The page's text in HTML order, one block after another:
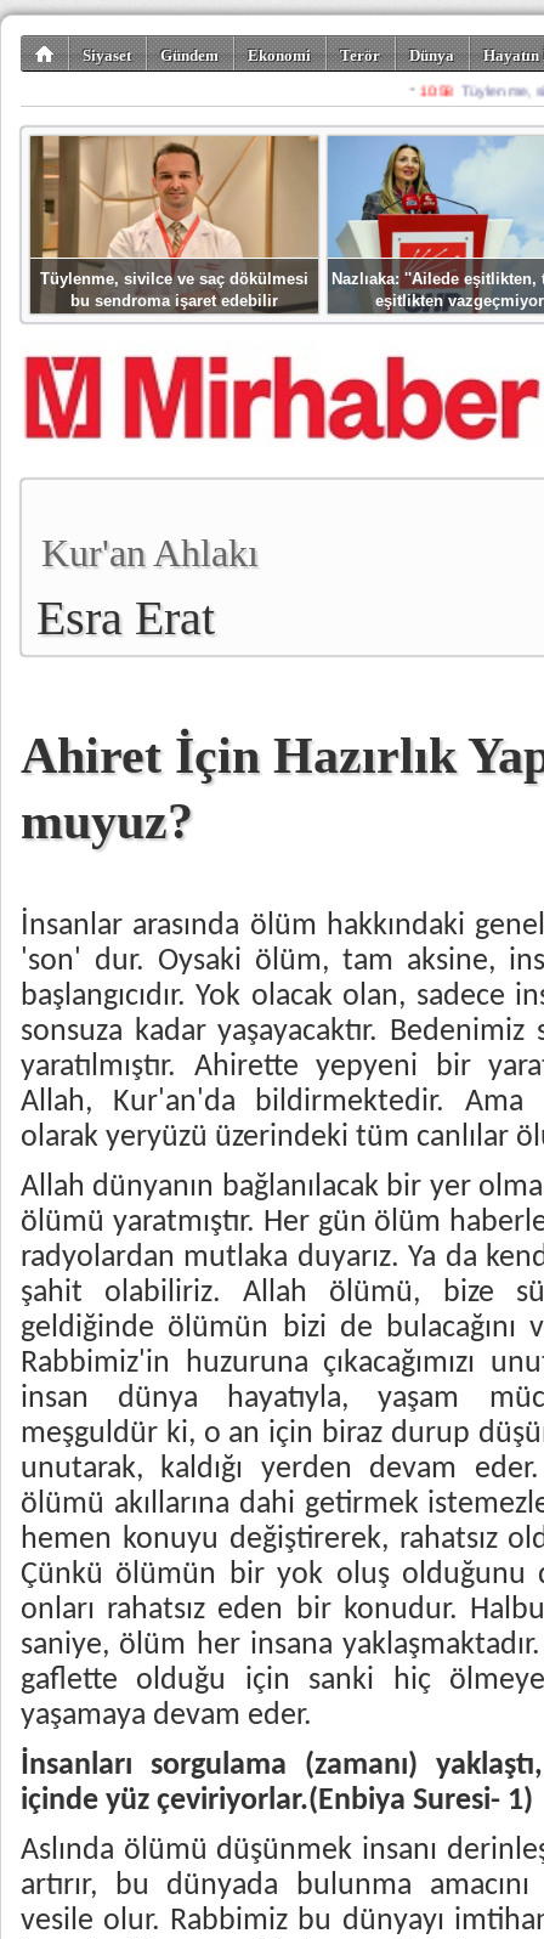
Siyaset Gündem Ekonomi Terör Dünya
Spor Misafir
Tüylenme, sivilce ve saç dökülmesi
bu sendroma işaret edebilir
Nazlıaka: ''Ailede eşitlikten,
eşitlikten
Kur'an Ahlakı
Esra Erat
Ahiret İçin Hazırlık
muyuz?
İnsanlar arasında ölüm hakkındaki
'son' dur. Oysaki ölüm, tam aksine,
başlangıcıdır. Yok olacak olan, sadece
sonsuza kadar yaşayacaktır.
yaratılmıştır. Ahirette yepyeni bir
Allah, Kur'an'da bildirmektedir. Ama
olarak yeryüzü üzerindeki tüm canlılar
Allah dünyanın bağlanılacak bir yer
ölümü yaratmıştır. Her gün ölüm
radyolardan mutlaka duyarız. Ya da
şahit olabiliriz. Allah ölümü, bize
geldiğinde ölümün bizi de bulacağını
Rabbimiz'in huzuruna çıkacağımızı
insan dünya hayatıyla, yaşam
meşguldür ki, o an için biraz durup
unutarak, kaldığı yerden devam
ölümü akıllarına dahi getirmek
hemen konuyu değiştirerek, rahatsız
Çünkü ölümün bir yok oluş olduğunu
onları rahatsız eden bir konudur.
saniye, ölüm her insana
gaflette olduğu için sanki hiç
yaşamaya devam eder.
İnsanları sorgulama (zamanı)
içinde yüz çeviriyorlar.(Enbiya Suresi- 1)
Aslında ölümü düşünmek insanı
artırır, bu dünyada bulunma
vesile olur. Rabbimiz bu dünyayı